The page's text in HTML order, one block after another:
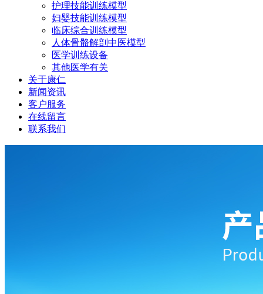
护理技能训练模型
妇婴技能训练模型
临床综合训练模型
人体骨骼解剖中医模型
医学训练设备
其他医学有关
关于康仁
新闻资讯
客户服务
在线留言
联系我们